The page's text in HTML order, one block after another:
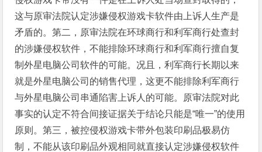
这与原审法院认定涉嫌侵权游戏卡软件由上诉人生产是
矛盾的。第二，原审法院在环球商行和利军商行处查封
的涉嫌侵权软件，不能排除环球商行和利军商行擅自复
制外星电脑公司软件的可能。况且，利军商行长期以来
就是外星电脑公司的销售代理，这更不能排除利军商行
与外星电脑公司串通陷害上诉人的可能。原审法院对此
事实的认定不符合间接证据关于结论只能是“唯一”的使用
原则。第三，被控侵权游戏卡带外包装印刷品极易仿
制，不能从该印刷品外观相同就直接认定涉嫌侵权软件